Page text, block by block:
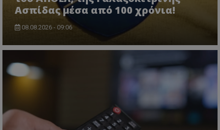
Ασπίδας μέσα από 100 χρόνια!
08.08.2026 - 09:06